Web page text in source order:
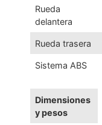
Rueda
delantera
Rueda trasera
Sistema ABS
Dimensiones
y pesos